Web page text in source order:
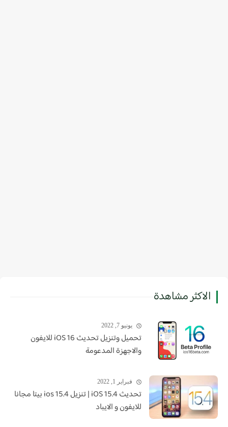
الاكثر مشاهدة
يونيو 7, 2022
تحميل وتنزيل تحديث iOS 16 للايفون
والاجهزة المدعومة
فبراير 1, 2022
تحديث iOS 15.4 | تنزيل ios 15.4 بيتا مجانا
للايفون و الايباد